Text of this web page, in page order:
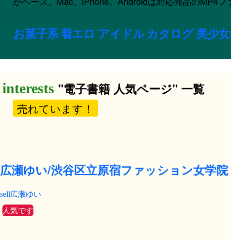
お菓子系 着エロ アイドル カタログ 美少
"電子書籍 人気ページ" 一覧
売れています！
広瀬ゆい/渋谷区立原宿ファッション女学
広瀬ゆい
人気です